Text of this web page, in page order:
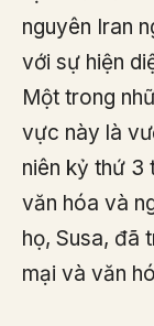
nguyên Iran
với sự hiện
Một trong
vực này là
niên kỷ thứ 3
văn hóa và
họ, Susa, đã
mại và văn